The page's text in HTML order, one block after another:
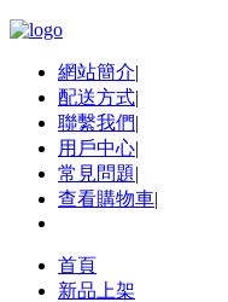
網站簡介|
配送方式|
聯繫我們|
用戶中心|
常見問題|
查看購物車|
首頁
新品上架